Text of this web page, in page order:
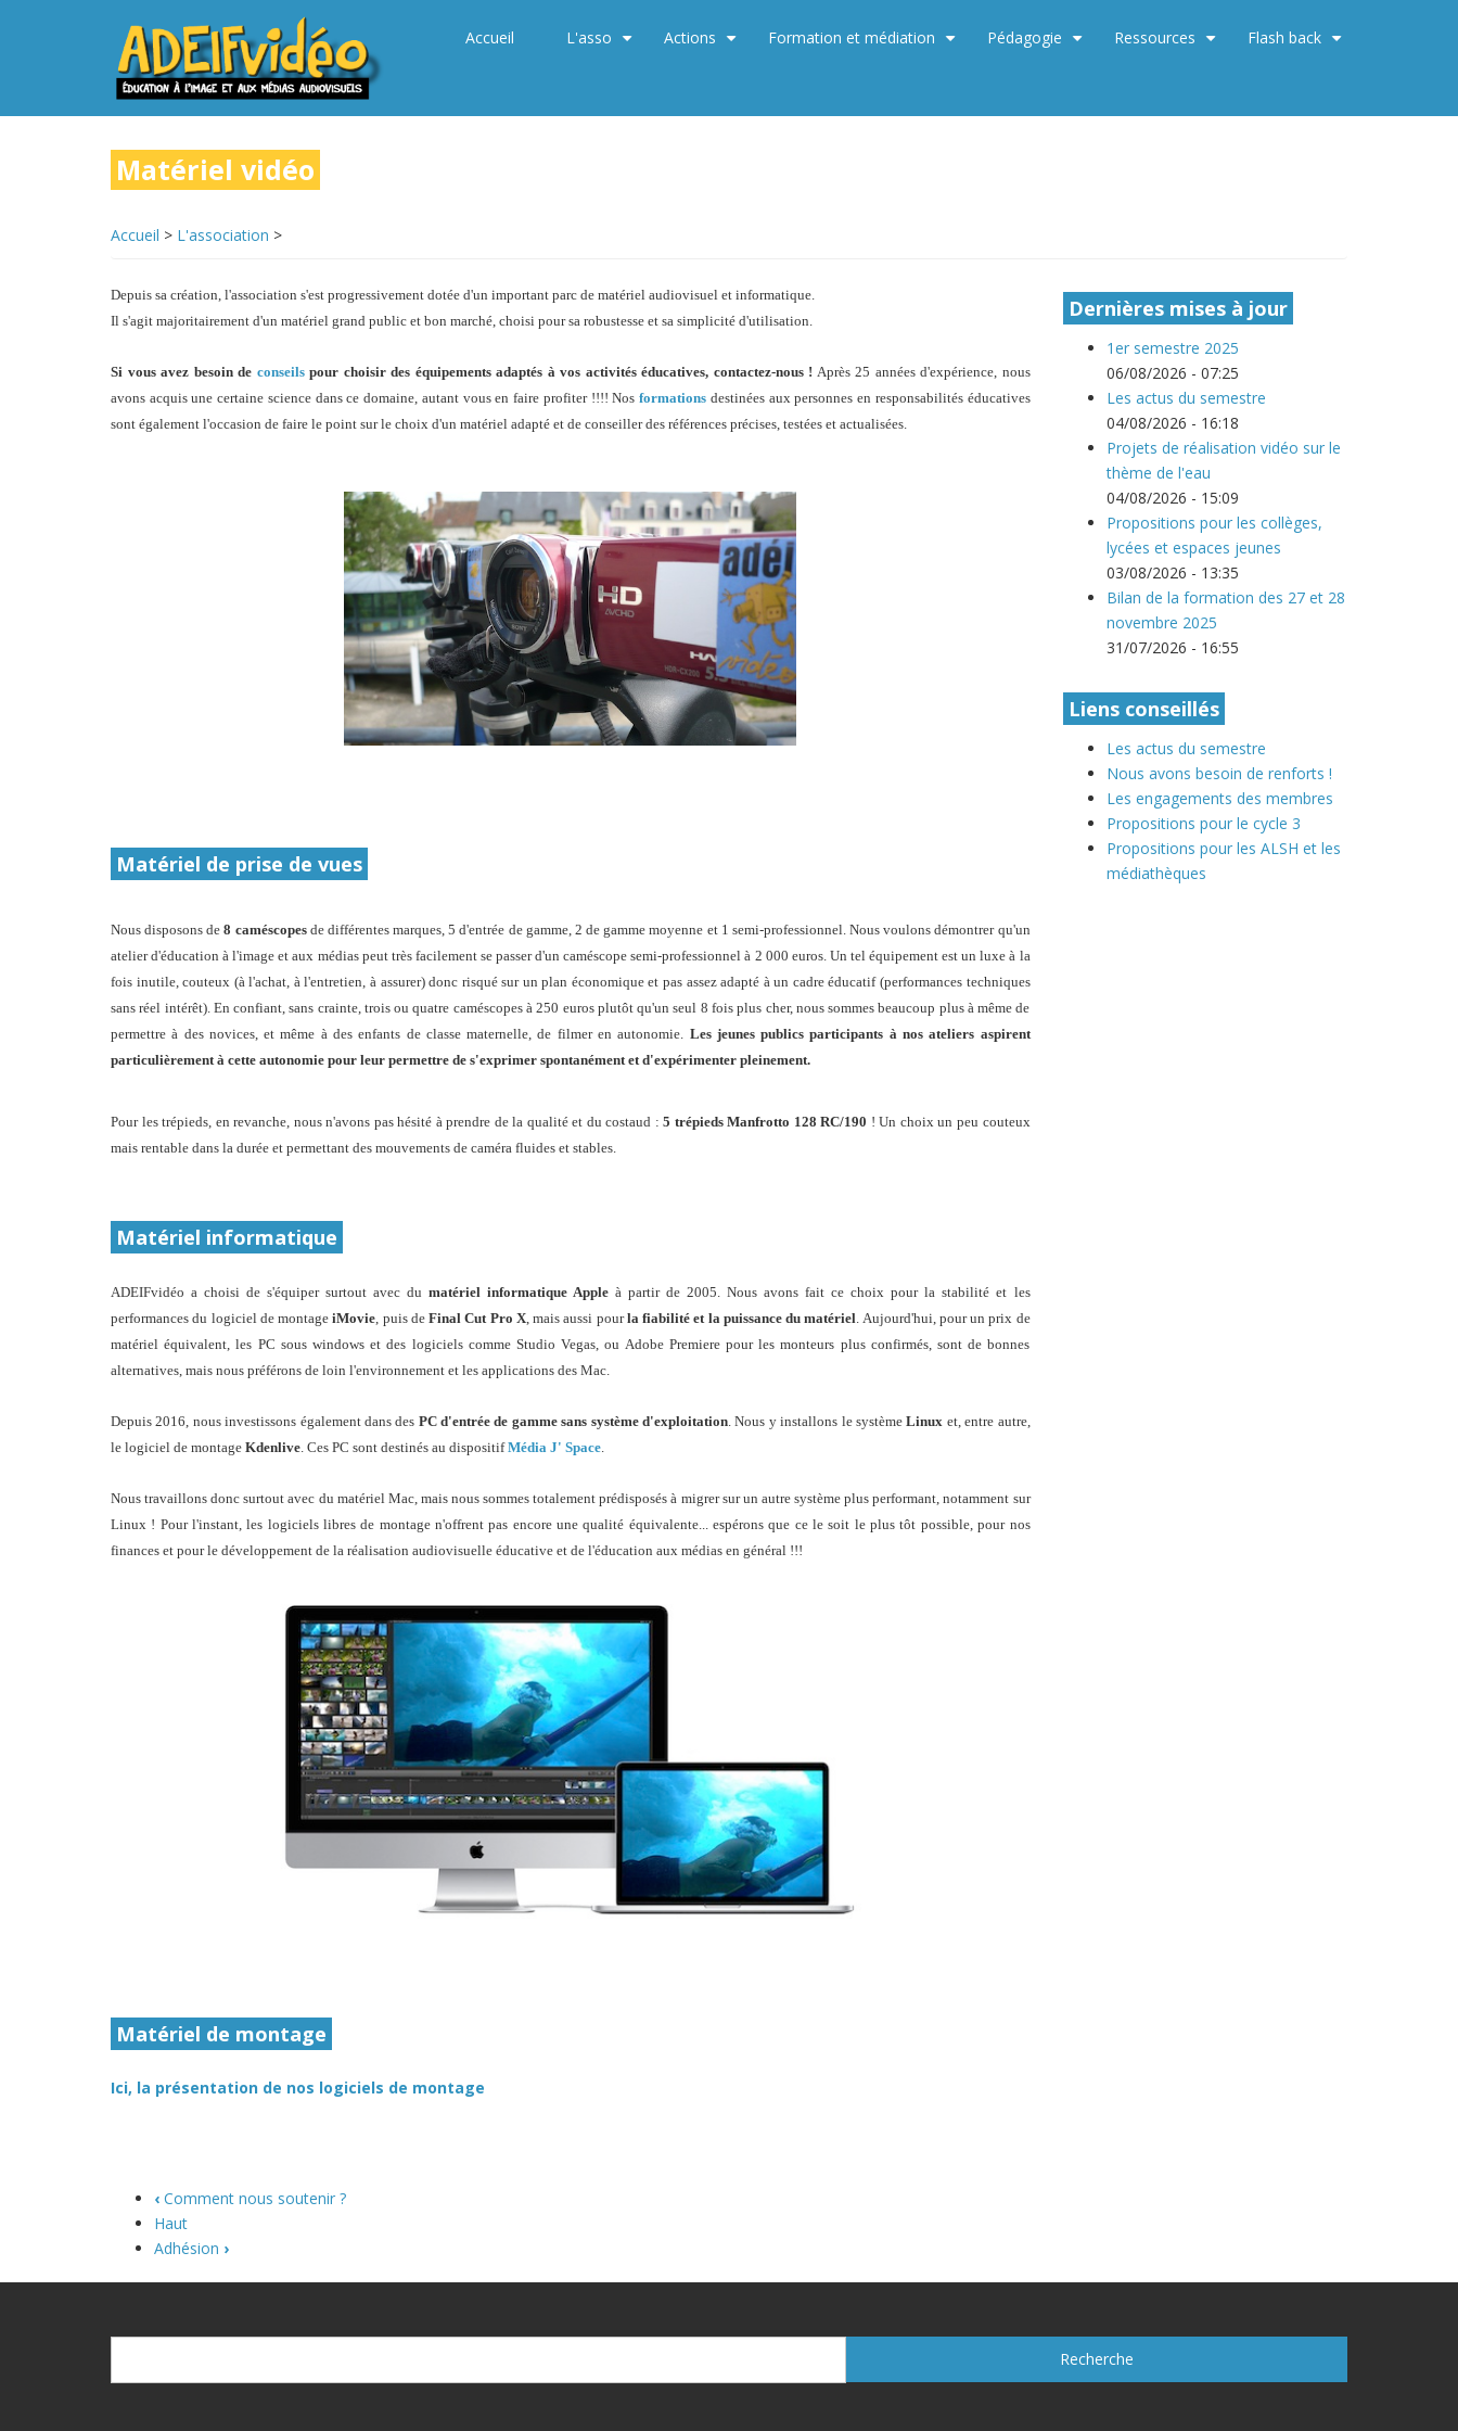
Accueil L'asso Actions Formation et médiation Pédagogie Ressources Flash back
Matériel vidéo
Accueil > L'association >
Depuis sa création, l'association s'est progressivement dotée d'un important parc de matériel audiovisuel et informatique.
Il s'agit majoritairement d'un matériel grand public et bon marché, choisi pour sa robustesse et sa simplicité d'utilisation.
Si vous avez besoin de conseilspour choisir des équipements adaptés à vos activités éducatives, contactez-nous ! Après 25 années d'expérience, nous
avons acquis une certaine science dans ce domaine, autant vous en faire profiter !!!! Nosformations destinées aux personnes en responsabilités éducatives
sont également l'occasion de faire le point sur le choix d'un matériel adapté et de conseiller des références précises, testées et actualisées.
Matériel de prise de vues
Nous disposons de8 caméscopesde différentes marques, 5 d'entrée de gamme, 2 de gamme moyenne et 1 semi-professionnel.Nous voulons démontrer qu'un
atelier d'éducation à l'image et aux médias peut très facilement se passer d'un caméscope semi-professionnel à 2 000 euros. Un tel équipement est un luxe à la
fois inutile,couteux (à l'achat, à l'entretien, à assurer) donc risqué sur un plan économique et pas assez adapté à un cadre éducatif (performances techniques
sans réel intérêt). En confiant, sans crainte, trois ou quatre caméscopes à 250 euros plutôt qu'un seul 8 fois plus cher, nous sommes beaucoup plus à même de
permettre à des novices, et même à des enfants de classe maternelle, de filmer en autonomie. Les jeunes publicsparticipants à nos ateliers aspirent
particulièrement à cette autonomie pour leur permettre de s'exprimer spontanément et d'expérimenter pleinement.
Pour les trépieds, en revanche, nous n'avons pas hésité à prendre de la qualité et du costaud :5 trépieds Manfrotto 128 RC/190 ! Un choix un peu couteux
mais rentable dans la durée et permettant des mouvements de caméra fluides et stables.
Matériel informatique
ADEIFvidéo a choisi de s'équiper surtout avec dumatériel informatique Apple à partir de 2005. Nous avons fait ce choix pour la stabilité et les
performances du logiciel de montageiMovie, puis de Final Cut Pro X, mais aussi pourla fiabilité et la puissance du matériel. Aujourd'hui, pour un prix de
matériel équivalent, les PC sous windows et des logiciels comme Studio Vegas, ou Adobe Premiere pour les monteurs plus confirmés, sont de bonnes
alternatives, mais nous préférons de loin l'environnement et les applications des Mac.
Depuis 2016, nous investissons également dans des PC d'entrée de gamme sans système d'exploitation. Nous y installons le systèmeLinux et, entre autre,
le logiciel de montage Kdenlive. Ces PC sont destinés au dispositifMédia J' Space.
Nous travaillons donc surtout avec du matériel Mac, mais nous sommes totalement prédisposés à migrer sur un autre système plus performant, notamment sur
Linux ! Pour l'instant, les logiciels libres de montage n'offrent pas encore une qualité équivalente... espérons que ce le soit le plus tôt possible, pour nos
finances et pour le développement de la réalisation audiovisuelle éducative et de l'éducation aux médias en général !!!
Matériel de montage
Ici, la présentation de nos logiciels de montage
‹ Comment nous soutenir ?
Haut
Adhésion ›
Dernières mises à jour
1er semestre 2025
06/08/2026 - 07:25
Les actus du semestre
04/08/2026 - 16:18
Projets de réalisation vidéo sur le
thème de l'eau
04/08/2026 - 15:09
Propositions pour les collèges,
lycées et espaces jeunes
03/08/2026 - 13:35
Bilan de la formation des 27 et 28
novembre 2025
31/07/2026 - 16:55
Liens conseillés
Les actus du semestre
Nous avons besoin de renforts !
Les engagements des membres
Propositions pour le cycle 3
Propositions pour les ALSH et les
médiathèques